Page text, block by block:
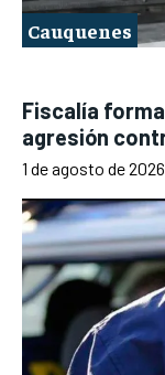
Cauquenes
Fiscalía
agresión
1 de agosto de 2026